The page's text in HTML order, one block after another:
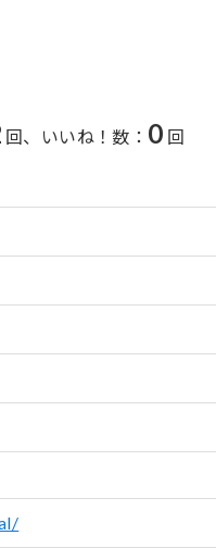
回、 いいね！数： 0 回